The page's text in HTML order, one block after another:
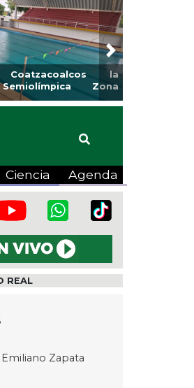
de Xalapa
en Mercadito
Next
Ciencia Agenda
REAL
Zapata